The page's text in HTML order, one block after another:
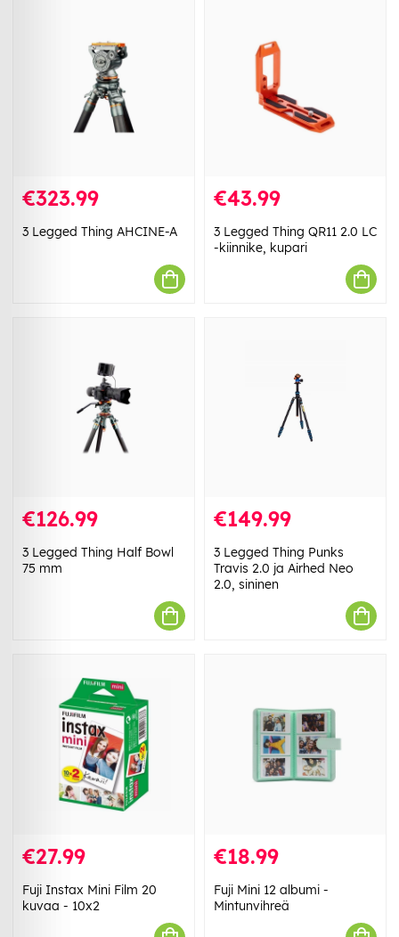
€323.99
3 Legged Thing AHCINE-A
€43.99
3 Legged Thing QR11 2.0 LC
-kiinnike, kupari
€126.99
3 Legged Thing Half Bowl
75 mm
€149.99
3 Legged Thing Punks
Travis 2.0 ja Airhed Neo
2.0, sininen
€27.99
Fuji Instax Mini Film 20
kuvaa - 10x2
€18.99
Fuji Mini 12 albumi -
Mintunvihreä